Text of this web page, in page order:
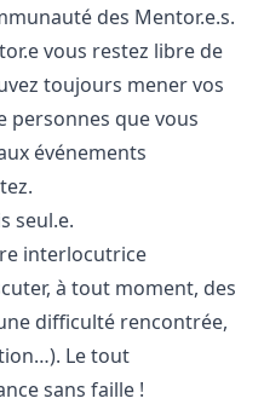
des Mentor.e.s.
vous restez libre de
toujours mener vos
personnes que vous
événements
seul.e.
interlocutrice
à tout moment, des
difficulté rencontrée,
Le tout
sans faille !